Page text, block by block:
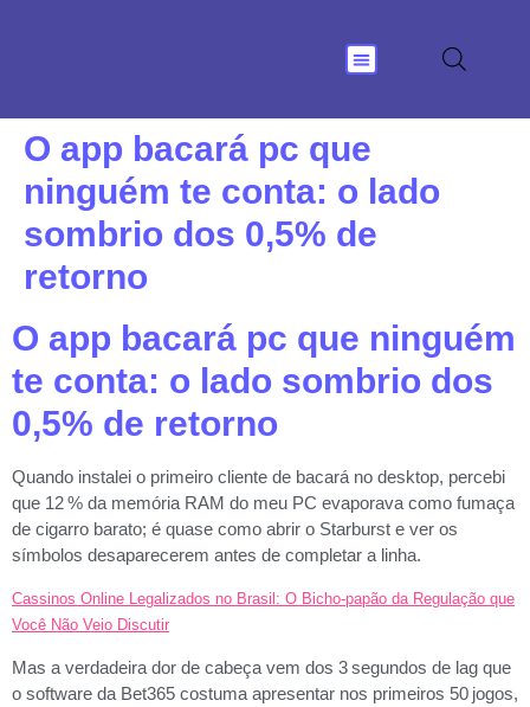
O app bacará pc que
ninguém te conta: o lado
sombrio dos 0,5% de
retorno
O app bacará pc que ninguém
te conta: o lado sombrio dos
0,5% de retorno
Quando instalei o primeiro cliente de bacará no desktop, percebi
que 12 % da memória RAM do meu PC evaporava como fumaça
de cigarro barato; é quase como abrir o Starburst e ver os
símbolos desaparecerem antes de completar a linha.
Cassinos Online Legalizados no Brasil: O Bicho-papão da Regulação que
Você Não Veio Discutir
Mas a verdadeira dor de cabeça vem dos 3 segundos de lag que
o software da Bet365 costuma apresentar nos primeiros 50 jogos,